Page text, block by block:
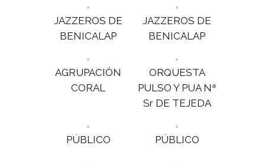
JAZZEROS DE
BENICALAP
JAZZEROS DE
BENICALAP
AGRUPACIÓN
CORAL
ORQUESTA
PULSO Y PUA Nª
Sr DE TEJEDA
PÚBLICO PÚBLICO